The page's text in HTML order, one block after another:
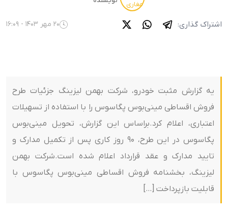
اشتراک گذاری: 20 مهر 1403 - 16:09
یه گزارش مثبت خودرو، شرکت بهمن لیزینگ جزئیات طرح
فروش اقساطی مینی‌بوس پگاسوس را با استفاده از تسهیلات
اعتباری، اعلام کرد.براساس این گزارش، تحویل مینی‌بوس
پگاسوس در این طرح، ۹۰ روز کاری پس از تکمیل مدارک و
تایید مدارک و عقد قرارداد اعلام شده است.شرکت بهمن
لیزینگ، بخشنامه فروش اقساطی مینی‌بوس پگاسوس با
قابلیت بازپرداخت […]